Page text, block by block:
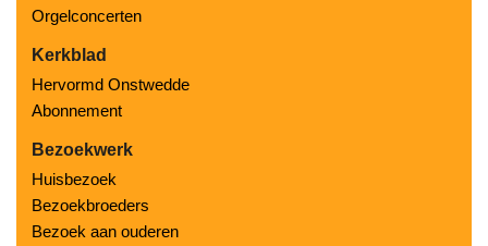
Orgelconcerten
Kerkblad
Hervormd Onstwedde
Abonnement
Bezoekwerk
Huisbezoek
Bezoekbroeders
Bezoek aan ouderen